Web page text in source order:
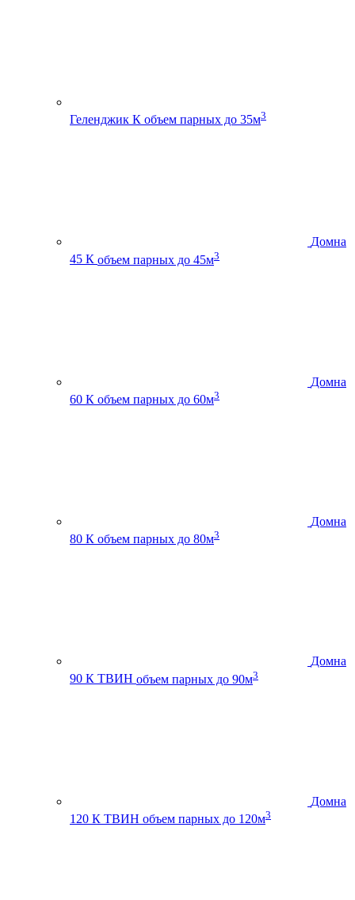
Геленджик К объем парных до 35м3
Домна
45 К объем парных до 45м3
Домна
60 К объем парных до 60м3
Домна
80 К объем парных до 80м3
Домна
90 К ТВИН объем парных до 90м3
Домна
120 К ТВИН объем парных до 120м3